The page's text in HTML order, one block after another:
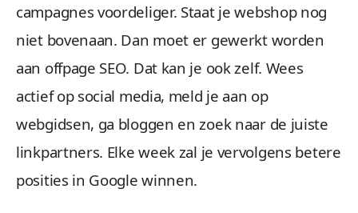
campagnes voordeliger. Staat je webshop nog
niet bovenaan. Dan moet er gewerkt worden
aan offpage SEO. Dat kan je ook zelf. Wees
actief op social media, meld je aan op
webgidsen, ga bloggen en zoek naar de juiste
linkpartners. Elke week zal je vervolgens betere
posities in Google winnen.